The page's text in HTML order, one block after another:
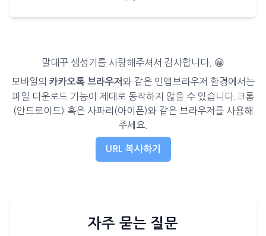
말대꾸 생성기를 사랑해주셔서 감사합니다. 😀
모바일의 카카오톡 브라우저 와 같은 인앱브라우저 환경에서는
파일 다운로드 기능이 제대로 동작하지 않을 수 있습니다. 크롬
(안드로이드) 혹은 사파리(아이폰)와 같은 브라우저를 사용해
주세요.
URL 복사하기
자주 묻는 질문